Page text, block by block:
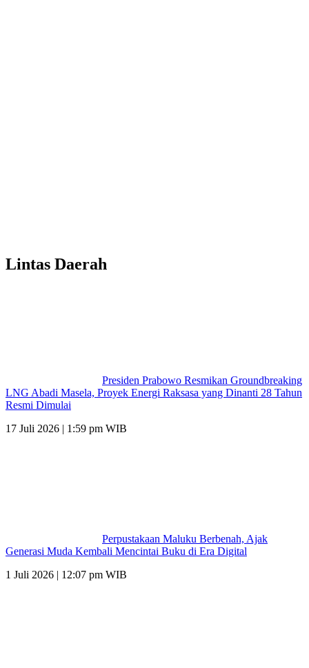
Lintas Daerah
Presiden Prabowo Resmikan Groundbreaking
LNG Abadi Masela, Proyek Energi Raksasa yang Dinanti 28 Tahun
Resmi Dimulai
17 Juli 2026 | 1:59 pm WIB
Perpustakaan Maluku Berbenah, Ajak
Generasi Muda Kembali Mencintai Buku di Era Digital
1 Juli 2026 | 12:07 pm WIB